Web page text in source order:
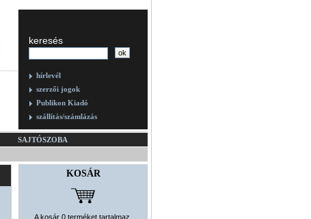
keresés
hírlevél
szerzői jogok
Publikon Kiadó
szállítás/számlázás
SAJTÓSZOBA
KOSÁR
A kosár 0 terméket tartalmaz.